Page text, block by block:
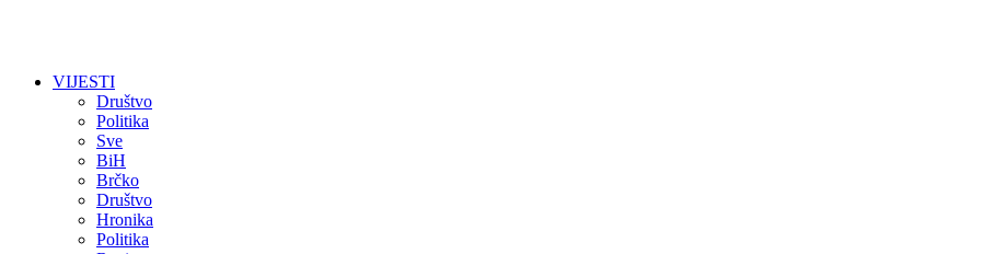
VIJESTI
Društvo
Politika
Sve
BiH
Brčko
Društvo
Hronika
Politika